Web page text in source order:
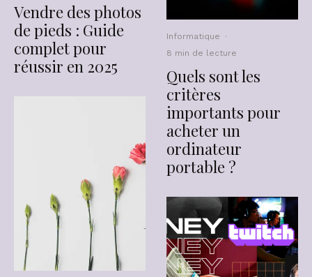
Vendre des photos
de pieds : Guide
complet pour
réussir en 2025
Informatique
·
8 min de lecture
Quels sont les
critères
importants pour
acheter un
ordinateur
portable ?